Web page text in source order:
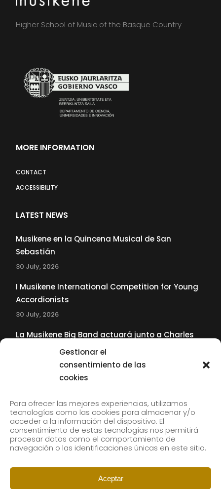
Gestionar el
consentimiento de las
cookies
Para ofrecer las mejores experiencias, utilizamos
tecnologías como las cookies para almacenar y/o
acceder a la información del dispositivo. El
consentimiento de estas tecnologías nos permitirá
procesar datos como el comportamiento de
navegación o las identificaciones únicas en este sitio.
Aceptar
Higher School of Music of the Basque Country
MORE INFORMATION
CONTACT
ACCESSIBILITY
LATEST NEWS
Musikene en la Quincena Musical de San
Sebastián
30 July, 2026
I Musikene International Competition for Young
Accordionists
30 July, 2026
La Musikene Big Band actuará junto a Charles
Tolliver en el 61 Jazzaldia
Subscribe to our newsletter to receive our news by
email.